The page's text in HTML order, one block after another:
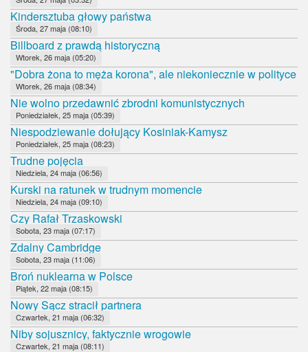
Kindersztuba głowy państwa
Środa, 27 maja (08:10)
Billboard z prawdą historyczną
Wtorek, 26 maja (05:20)
"Dobra żona to męża korona", ale niekoniecznie w polityce
Wtorek, 26 maja (08:34)
Nie wolno przedawnić zbrodni komunistycznych
Poniedziałek, 25 maja (05:39)
Niespodziewanie dołujący Kosiniak-Kamysz
Poniedziałek, 25 maja (08:23)
Trudne pojęcia
Niedziela, 24 maja (06:56)
Kurski na ratunek w trudnym momencie
Niedziela, 24 maja (09:10)
Czy Rafał Trzaskowski
Sobota, 23 maja (07:17)
Zdalny Cambridge
Sobota, 23 maja (11:06)
Broń nuklearna w Polsce
Piątek, 22 maja (08:15)
Nowy Sącz stracił partnera
Czwartek, 21 maja (06:32)
Niby sojusznicy, faktycznie wrogowie
Czwartek, 21 maja (08:11)